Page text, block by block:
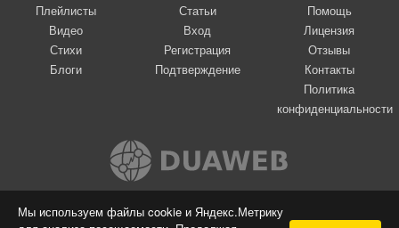
Мы используем файлы cookie и Яндекс.Метрику
Плейлисты
Видео
Стихи
Блоги
Статьи
Вход
Регистрация
Подтверждение
Помощь
Лицензия
Отзывы
Контакты
Политика
конфиденциальности
Вконтакте